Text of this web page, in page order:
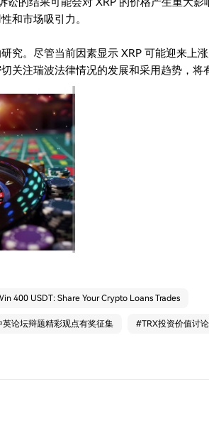
和市场吸引力。
究。尽管当前因素显示 XRP 可能迎来上
关注瑞波法律情况的发展和采用趋势，将
400 USDT: Share Your Crypto Loans Trades
英论坛辩题精彩观点有奖征集 #TRX投资价值讨